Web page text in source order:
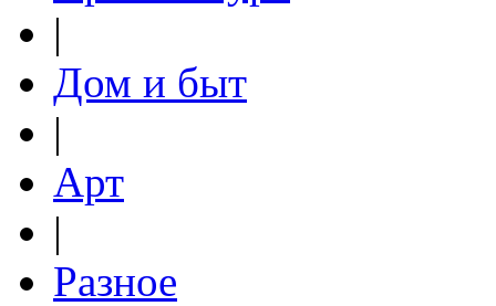
|
Дом и быт
|
Арт
|
Разное